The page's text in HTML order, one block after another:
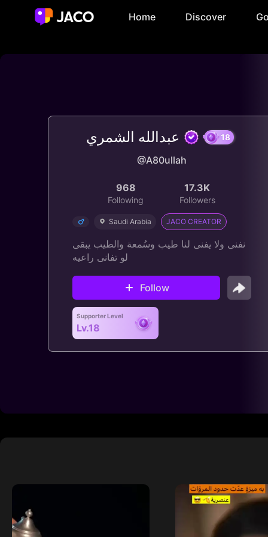
Home Discover
عبدالله الشمري
@A80ullah
968
Following
17.3K
Followers
Saudi Arabia JACO CREATOR
نفنى ولا يفنى لنا طيب وسُمعة والطيب يبقى
لو تفانى راعيه
Follow
Supporter Level
Lv.18